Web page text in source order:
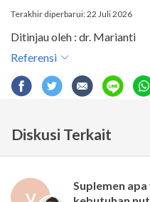
Terakhir diperbarui: 22 Juli 2026